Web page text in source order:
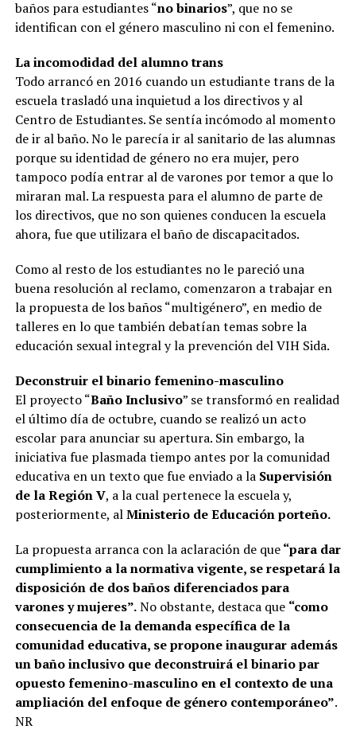
baños para estudiantes “no binarios”, que no se
identifican con el género masculino ni con el femenino.
La incomodidad del alumno trans
Todo arrancó en 2016 cuando un estudiante trans de la
escuela trasladó una inquietud a los directivos y al
Centro de Estudiantes. Se sentía incómodo al momento
de ir al baño. No le parecía ir al sanitario de las alumnas
porque su identidad de género no era mujer, pero
tampoco podía entrar al de varones por temor a que lo
miraran mal. La respuesta para el alumno de parte de
los directivos, que no son quienes conducen la escuela
ahora, fue que utilizara el baño de discapacitados.
Como al resto de los estudiantes no le pareció una
buena resolución al reclamo, comenzaron a trabajar en
la propuesta de los baños “multigénero”, en medio de
talleres en lo que también debatían temas sobre la
educación sexual integral y la prevención del VIH Sida.
Deconstruir el binario femenino-masculino
El proyecto “Baño Inclusivo” se transformó en realidad
el último día de octubre, cuando se realizó un acto
escolar para anunciar su apertura. Sin embargo, la
iniciativa fue plasmada tiempo antes por la comunidad
educativa en un texto que fue enviado a laSupervisión
de la Región V, a la cual pertenece la escuela y,
posteriormente, alMinisterio de Educación porteño.
La propuesta arranca con la aclaración de que“para dar
cumplimiento a la normativa vigente, se respetará la
disposición de dos baños diferenciados para
varones y mujeres”.No obstante, destaca que “como
consecuencia de la demanda específica de la
comunidad educativa, se propone inaugurar además
un baño inclusivo que deconstruirá el binario par
opuesto femenino-masculino en el contexto de una
ampliación del enfoque de género contemporáneo”.
NR